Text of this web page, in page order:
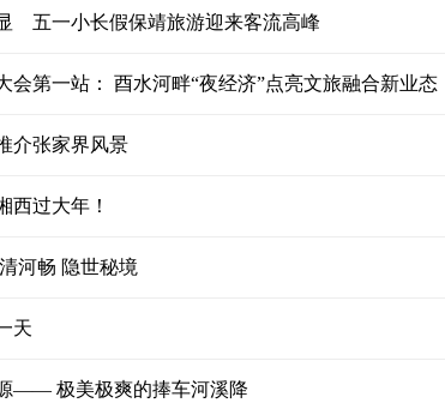
五一小长假保靖旅游迎来客流高峰
会第一站： 酉水河畔“夜经济”点亮文旅融合新业态
介张家界风景
西过大年！
河畅 隐世秘境
天
—— 极美极爽的捧车河溪降